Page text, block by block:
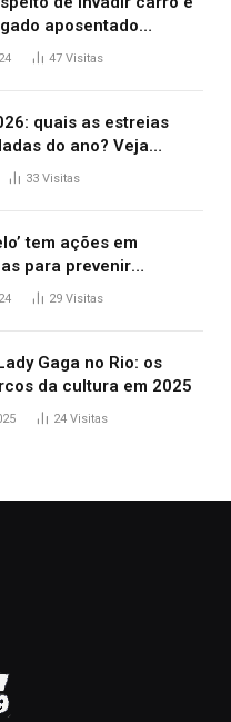
aposentado
no trânsito
47 Visitas
quais as estreias
do ano? Veja
do cinema
33 Visitas
tem ações em
para prevenir
trânsito no AP
29 Visitas
Gaga no Rio: os
da cultura em 2025
24 Visitas